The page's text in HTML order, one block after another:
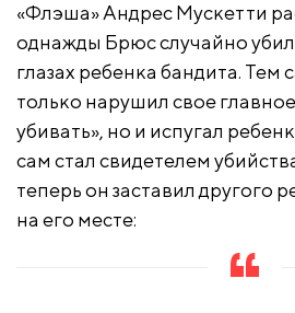
«Флэша» Андрес Мускетти
однажды Брюс случайно
глазах ребенка бандита.
только нарушил свое
убивать», но и испугал
сам стал свидетелем
теперь он заставил другого
на его месте: